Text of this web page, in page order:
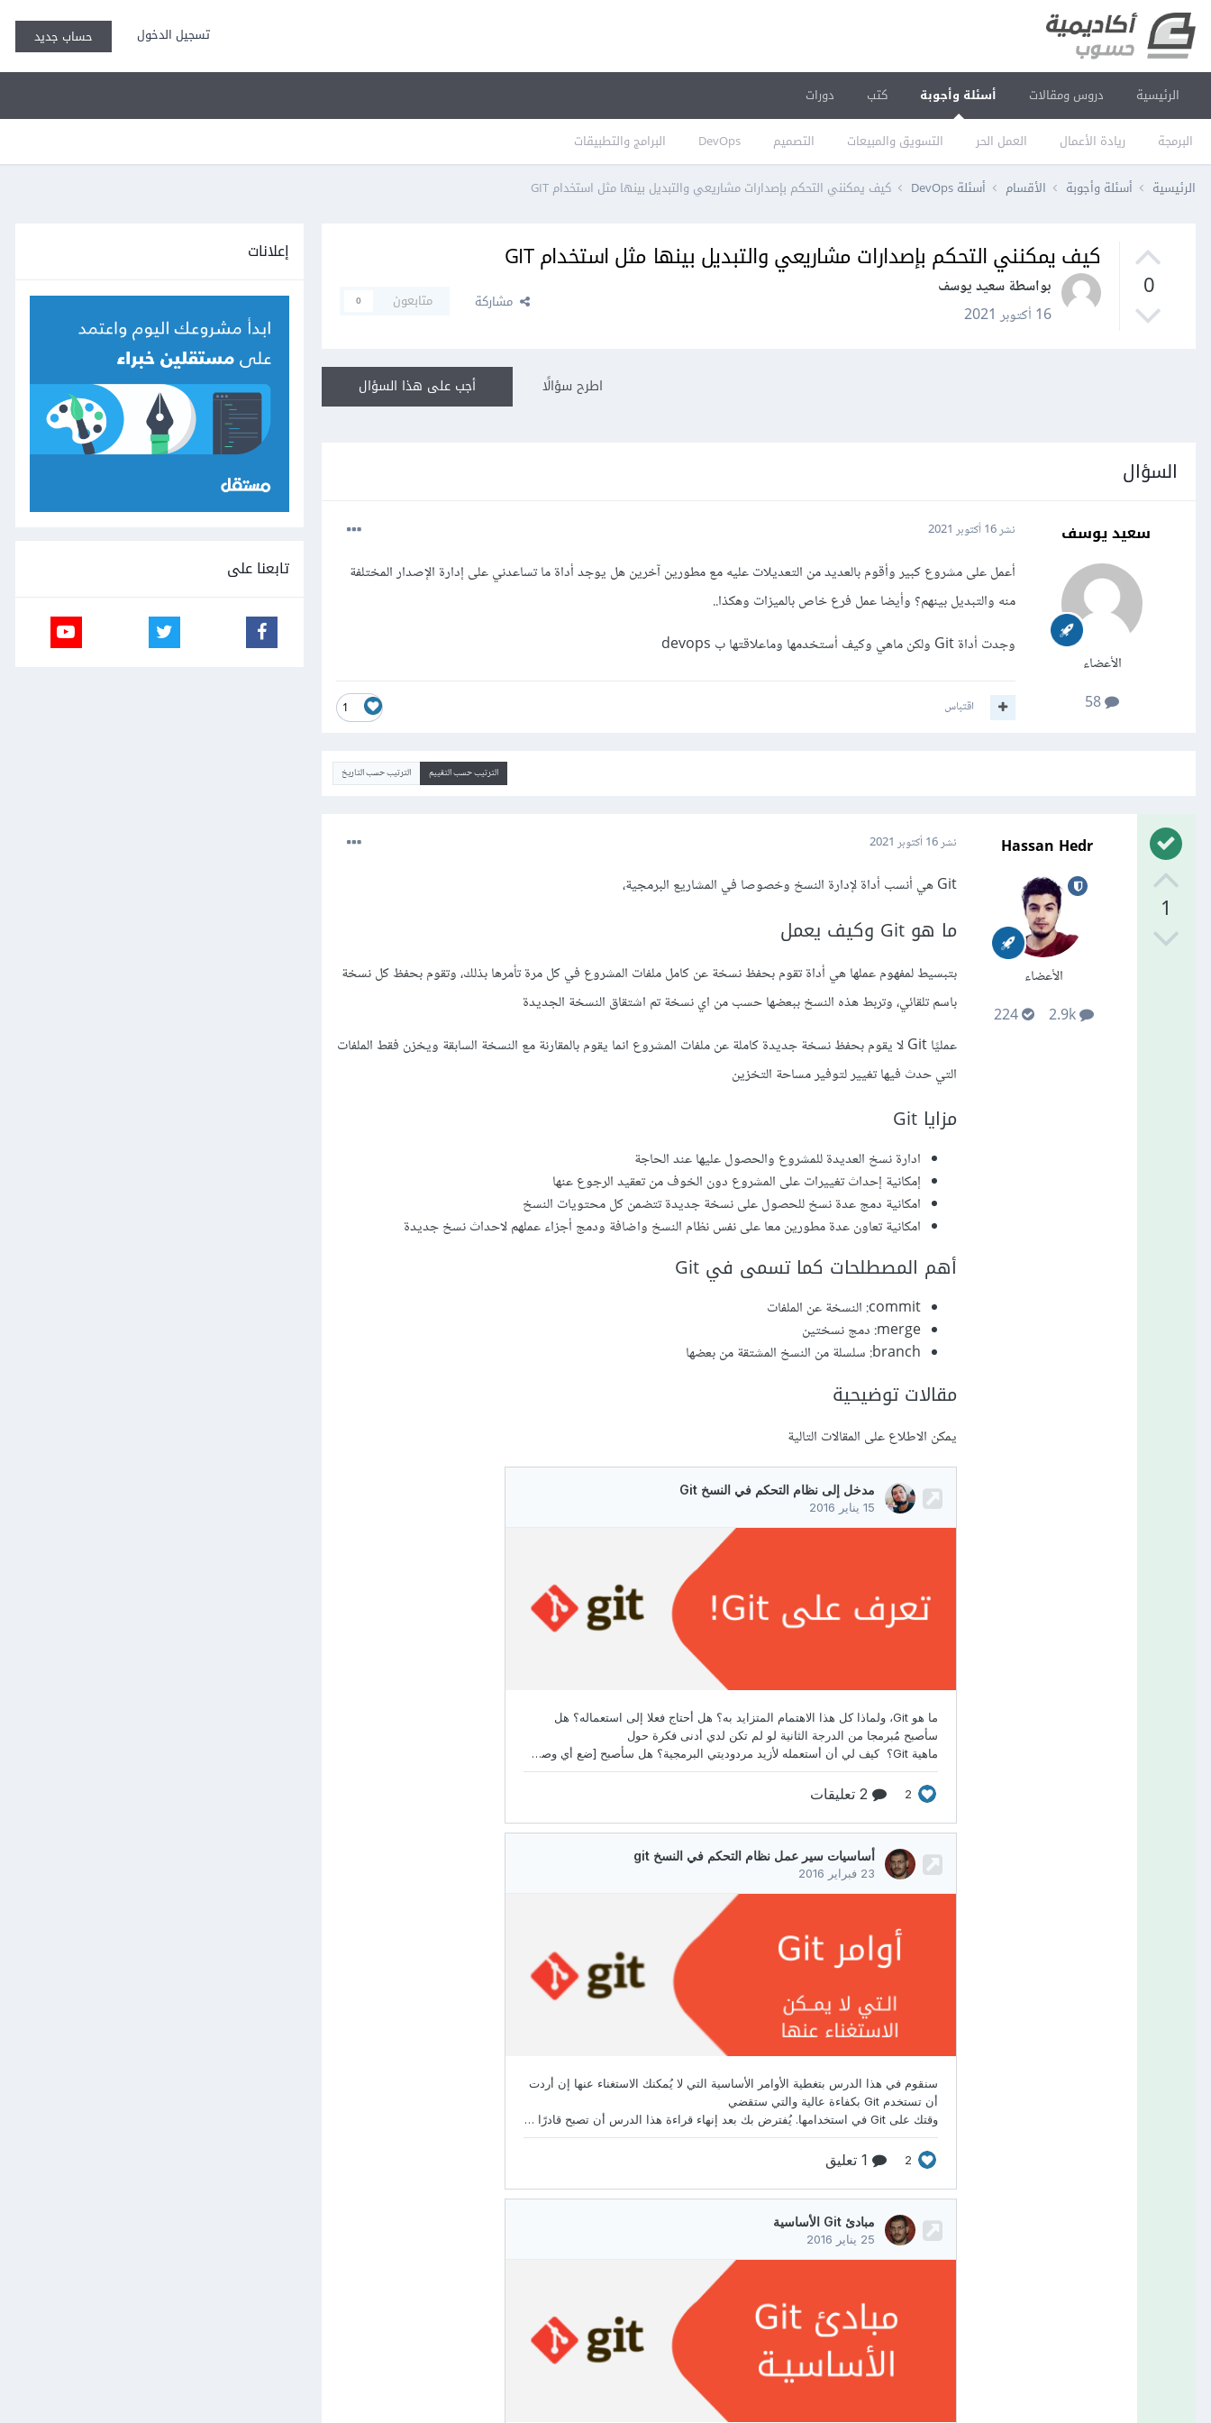
تسجيل الدخول حساب جديد
الرئيسية دروس ومقالات أسئلة وأجوبة
البرمجة ريادة الأعمال العمل الحر التسويق والمبيعات التصميم DevOps البرامج والتطبيقات
كتب دورات
الرئيسية أسئلة وأجوبة الأقسام أسئلة DevOps كيف يمكنني التحكم بإصدارات مشاريعي والتبديل بينها مثل استخدام GIT
0
كيف يمكنني التحكم بإصدارات مشاريعي والتبديل بينها مثل استخدام GIT
بواسطة سعيد يوسف
16 أكتوبر 2021
مشاركة متابعون 0
أجب على هذا السؤال اطرح سؤالًا
السؤال
سعيد يوسف
الأعضاء
نشر16 أكتوبر 2021
أعمل على مشروع كبير وأقوم بالعديد من التعديلات عليه مع مطورين آخرين هل يوجد أداة ما تساعدني على إدارة الإصدار المختلفة
منه والتبديل بينهم؟ وأيضا عمل فرع خاص بالميزات وهكذا..
وجدت أداة Git ولكن ماهي وكيف أستخدمها وماعلاقتها ب devops
1 اقتباس
الترتيب حسب التقييم الترتيب حسب التاريخ
1
Hassan Hedr
الأعضاء
2.9k
224
نشر16 أكتوبر 2021
Git هي أنسب أداة لإدارة النسخ وخصوصا في المشاريع البرمجية،
ما هو Git وكيف يعمل
بتبسيط لمفهوم عملها هي أداة تقوم بحفظ نسخة عن كامل ملفات المشروع في كل مرة تأمرها بذلك، وتقوم بحفظ كل نسخة
باسم تلقائي، وتربط هذه النسخ ببعضها حسب من اي نسخة تم اشتقاق النسخة الجديدة
عمليًا Git لا يقوم بحفظ نسخة جديدة كاملة عن ملفات المشروع انما يقوم بالمقارنة مع النسخة السابقة ويخزن فقط الملفات
التي حدث فيها تغيير لتوفير مساحة التخزين
مزايا Git
ادارة نسخ العديدة للمشروع والحصول عليها عند الحاجة
إمكانية إحداث تغييرات على المشروع دون الخوف من تعقيد الرجوع عنها
امكانية دمج عدة نسخ للحصول على نسخة جديدة تتضمن كل محتويات النسخ
امكانية تعاون عدة مطورين معا على نفس نظام النسخ واضافة ودمج أجزاء عملهم لاحداث نسخ جديدة
أهم المصطلحات كما تسمى في Git
commit: النسخة عن الملفات
merge: دمج نسختين
branch: سلسلة من النسخ المشتقة من بعضها
مقالات توضيحية
يمكن الاطلاع على المقالات التالية
إعلانات
تابعنا على